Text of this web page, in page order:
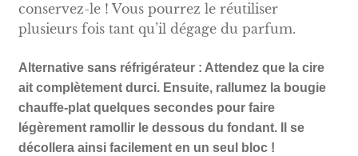
conservez-le ! Vous pourrez le réutiliser
plusieurs fois tant qu’il dégage du parfum.
Alternative sans réfrigérateur : Attendez que la cire
ait complètement durci. Ensuite, rallumez la bougie
chauffe-plat quelques secondes pour faire
légèrement ramollir le dessous du fondant. Il se
décollera ainsi facilement en un seul bloc !